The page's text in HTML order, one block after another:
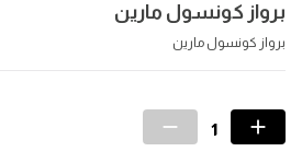
برواز كونسول مارين
برواز كونسول مارين